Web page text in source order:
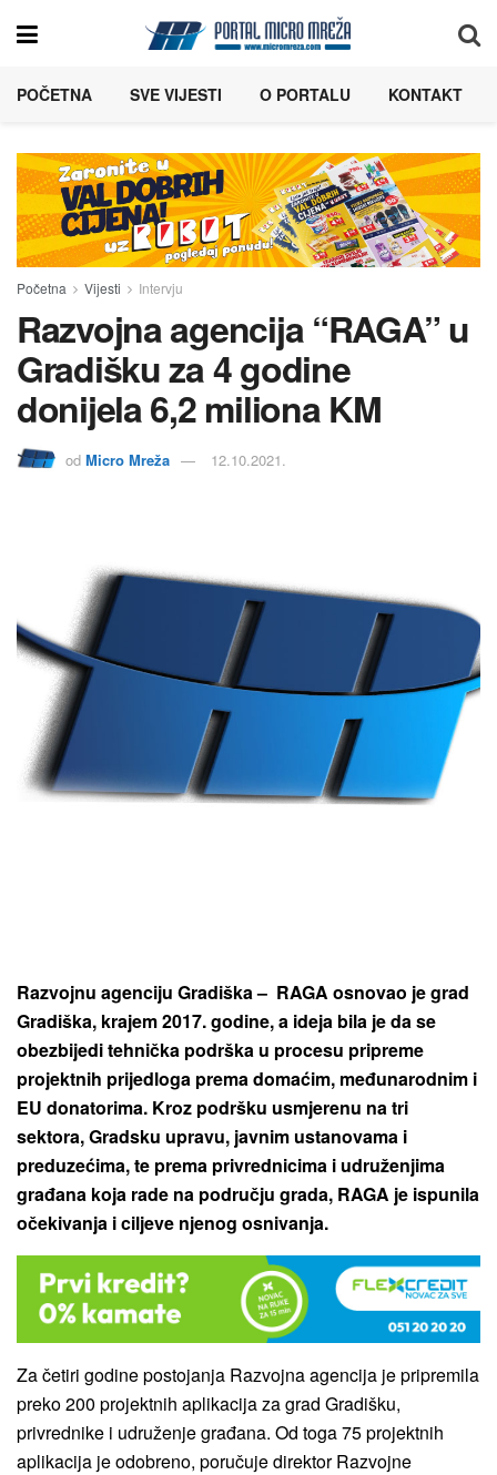
POČETNA SVE VIJESTI O PORTALU KONTAKT
Početna Vijesti Intervju
Razvojna agencija “RAGA” u
Gradišku za 4 godine
donijela 6,2 miliona KM
od Micro Mreža 12.10.2021.
Razvojnu agenciju Gradiška – RAGA osnovao je grad
Gradiška, krajem 2017. godine, a ideja bila je da se
obezbijedi tehnička podrška u procesu pripreme
projektnih prijedloga prema domaćim, međunarodnim i
EU donatorima. Kroz podršku usmjerenu na tri
sektora, Gradsku upravu, javnim ustanovama i
preduzećima, te prema privrednicima i udruženjima
građana koja rade na području grada, RAGA je ispunila
očekivanja i ciljeve njenog osnivanja.
Za četiri godine postojanja Razvojna agencija je pripremila
preko 200 projektnih aplikacija za grad Gradišku,
privrednike i udruženje građana. Od toga 75 projektnih
aplikacija je odobreno, poručuje direktor Razvojne